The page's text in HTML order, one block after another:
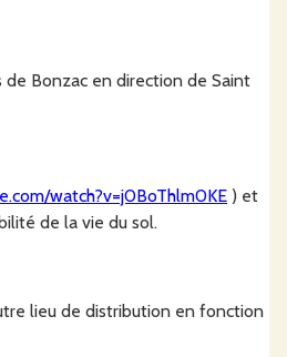
de Bonzac en direction de Saint
watch?v=j0BoThlm0KE ) et
de la vie du sol.
lieu de distribution en fonction